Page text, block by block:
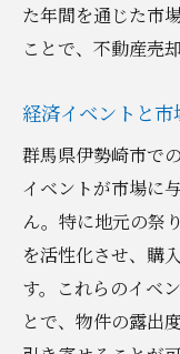
た年間を通じた市
ことで、不動産売
経済イベントと
群馬県伊勢崎市で
イベントが市場に
ん。特に地元の祭
を活性化させ、購
す。これらのイベ
とで、物件の露出